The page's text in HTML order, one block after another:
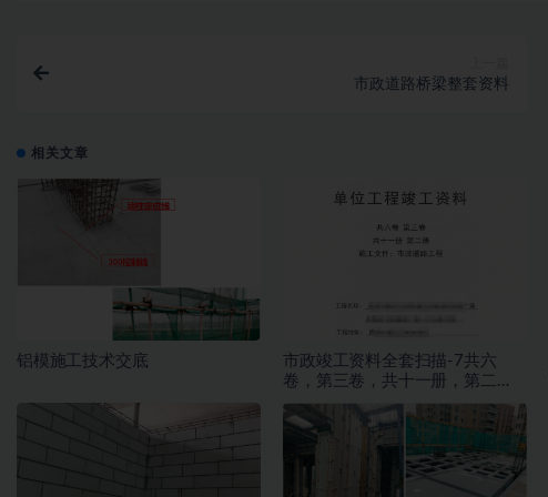
市政道路桥梁整套资料
相关文章
铝模施工技术交底
市政竣工资料全套扫描-7共六
卷，第三卷，共十一册，第二
册，施工文件，市政道路工程